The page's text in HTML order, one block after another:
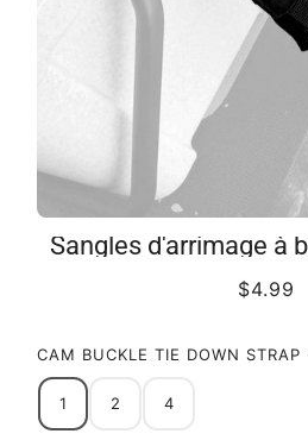
Sangles d'arrimage à
$4.99
CAM BUCKLE TIE DOWN
1 2 4